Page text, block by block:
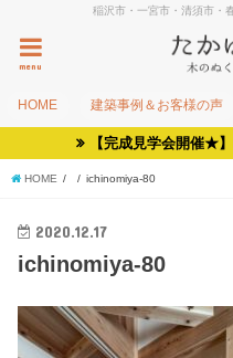
稲沢市・一宮市・清須市・
menu
HOME 建築事例＆お客様の声
【完成見学会開催★
HOME ichinomiya-80
2020.12.17
ichinomiya-80